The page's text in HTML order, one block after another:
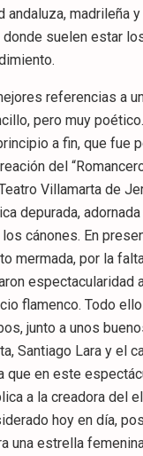
andaluza, madrileña
suelen estar
referencias a
pero muy
a fin, que fue
del
Villamarta de
depurada,
cánones. En
mermada, por la
espectacularidad
flamenco. Todo
junto a unos
Santiago Lara y el
que en este
a la creadora del
hoy en día,
una estrella